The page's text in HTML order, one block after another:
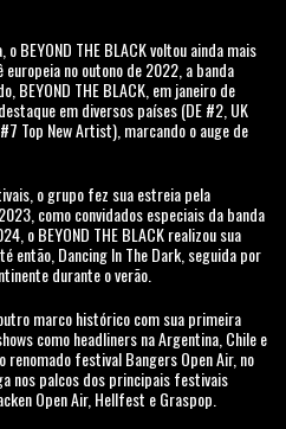
BEYOND THE BLACK voltou ainda mais
no outono de 2022, a banda
BEYOND THE BLACK, em janeiro de
em diversos países (DE #2, UK
Top New Artist), marcando o auge de
o grupo fez sua estreia pela
como convidados especiais da banda
o BEYOND THE BLACK realizou sua
então, Dancing In The Dark, seguida por
durante o verão.
marco histórico com sua primeira
como headliners na Argentina, Chile e
renomado festival Bangers Open Air, no
nos palcos dos principais festivais
Open Air, Hellfest e Graspop.